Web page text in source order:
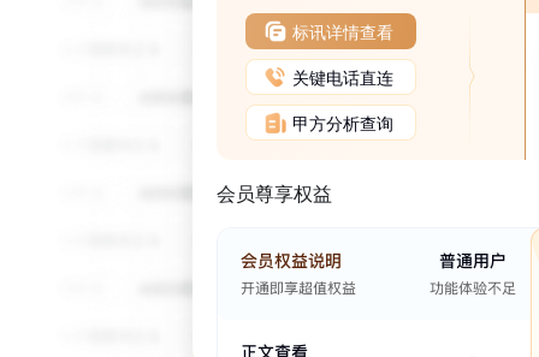
标讯详情查看
关键电话直连
甲方分析查询
会员尊享权益